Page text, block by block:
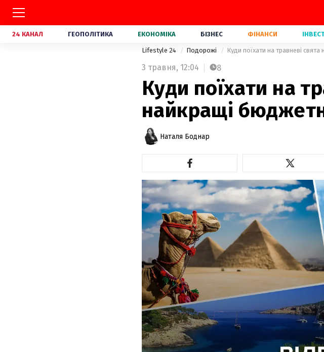
24 КАНАЛ ГЕОПОЛІТИКА ЕКОНОМІКА БІЗНЕС ФІНАНСИ
Lifestyle 24 Подорожі Куди поїхати на травневі
3 травня, 12:04 8
Куди поїхати на
найкращі
Наталя Боднар